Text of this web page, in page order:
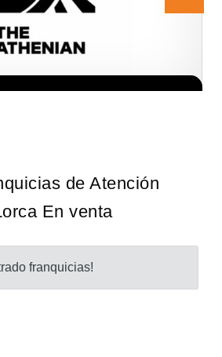
de Atención
En venta
franquicias!